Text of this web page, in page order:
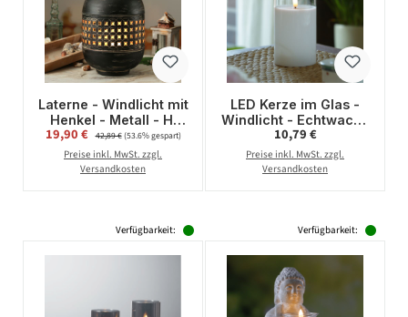
Laterne - Windlicht mit
Henkel - Metall - H:
31cm - schwarz,
kupfer
Verkaufspreis:
19,90 € Regulärer Preis:
42,89 €(53.6% gespart)
Preise inkl. MwSt. zzgl.
Versandkosten
LED Kerze im Glas -
Windlicht - Echtwachs
- flackernde 3D
Flamme - Timer - H:
15cm - D: 7,5cm
Regulärer Preis:
10,79 €
Preise inkl. MwSt. zzgl.
Versandkosten
Verfügbarkeit: Verfügbarkeit: